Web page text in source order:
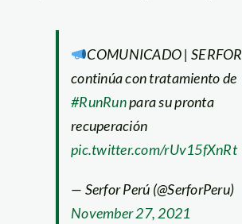
COMUNICADO | SERFOR
continúa con tratamiento de
#RunRunpara su pronta
recuperación
pic.twitter.com/rUv15fXnRt
— Serfor Perú (@SerforPeru)
November 27, 2021